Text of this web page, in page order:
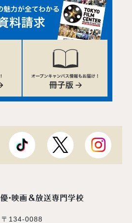
〒134-0088